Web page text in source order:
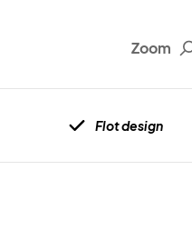
Zoom
Flot design